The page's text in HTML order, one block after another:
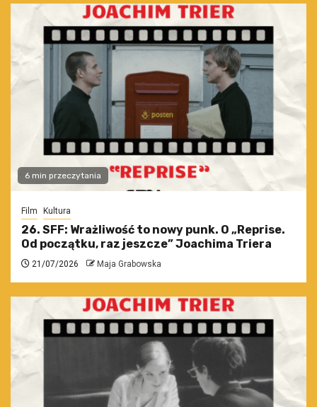
6 min przeczytania
Film Kultura
26. SFF: Wrażliwość to nowy punk. O „Reprise.
Od początku, raz jeszcze” Joachima Triera
21/07/2026 Maja Grabowska